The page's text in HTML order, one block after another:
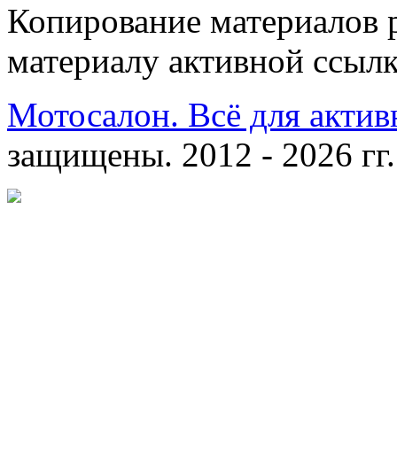
Копирование материалов
материалу активной
Мотосалон. Всё для
защищены. 2012 - 2026 гг.